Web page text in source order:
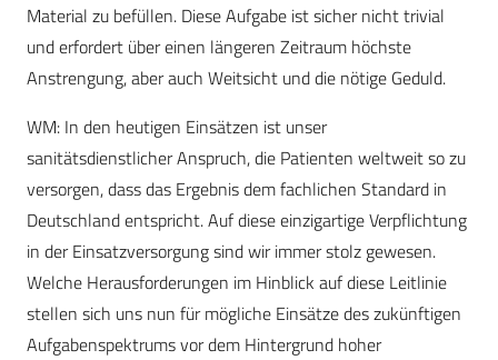
Material zu befüllen. Diese Aufgabe ist sicher nicht trivial
und erfordert über einen längeren Zeitraum höchste
Anstrengung, aber auch Weitsicht und die nötige Geduld.
WM: In den heutigen Einsätzen ist unser
sanitätsdienstlicher Anspruch, die Patienten weltweit so zu
versorgen, dass das Ergebnis dem fachlichen Standard in
Deutschland entspricht. Auf diese einzigartige Verpflichtung
in der Einsatzversorgung sind wir immer stolz gewesen.
Welche Herausforderungen im Hinblick auf diese Leitlinie
stellen sich uns nun für mögliche Einsätze des zukünftigen
Aufgabenspektrums vor dem Hintergrund hoher